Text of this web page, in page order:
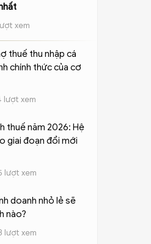
xem
thuế thu nhập cá
chính thức của cơ
lượt xem
thuế năm 2026: Hệ
giai đoạn đổi mới
lượt xem
doanh nhỏ lẻ sẽ
nào?
lượt xem